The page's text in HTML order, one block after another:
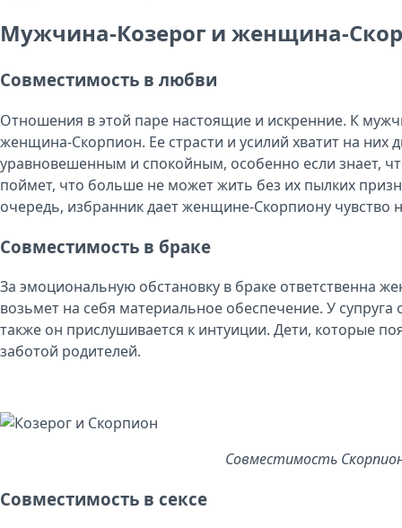
Мужчина-Козерог и женщина-
Совместимость в любви
Отношения в этой паре настоящие и искренние. К
женщина-Скорпион. Ее страсти и усилий хватит на них
уравновешенным и спокойным, особенно если знает,
поймет, что больше не может жить без их пылких
очередь, избранник дает женщине-Скорпиону чувство
Совместимость в браке
За эмоциональную обстановку в браке ответственна
возьмет на себя материальное обеспечение. У
также он прислушивается к интуиции. Дети, которые
заботой родителей.
Совместимость
Совместимость в сексе